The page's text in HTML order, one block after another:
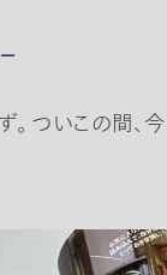
。 ついこの間、